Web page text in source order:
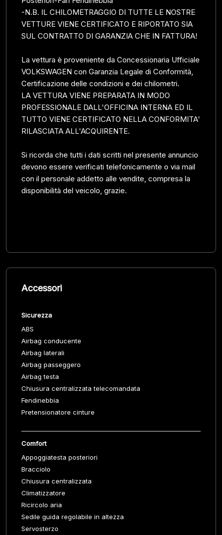
-N.B. IL CHILOMETRAGGIO DI TUTTE LE NOSTRE
VETTURE VIENE CERTIFICATO E RIPORTATO SIA
SUL CONTRATTO DI GARANZIA CHE IN FATTURA!
La vettura è proveniente da Concessionaria Ufficiale
VOLKSWAGEN con Garanzia Legale di Conformità,
Certificazione delle condizioni e dei chilometri.
LA VETTURA VIENE PREPARATA IN MODO
PROFESSIONALE DALL'OFFICINA INTERNA ED IL
TUTTO VIENE CERTIFICATO NELLA CONFORMITA'
RILASCIATA ALL'ACQUIRENTE.
Si ricorda che tutti i dati scritti nel presente annuncio
devono essere verificati telefonicamente o via mail
con il personale addetto alle vendite, compresa la
disponibilità del veicolo, grazie.
Accessori
Sicurezza
ABS
Airbag conducente
Airbag laterali
Airbag passeggero
Airbag testa
Chiusura centralizzata telecomandata
Fendinebbia
Pretensionatore cinture
Comfort
Appoggiatesta posteriori
Bracciolo
Chiusura centralizzata
Climatizzatore
Ricircolo aria
Sedile guida regolabile in altezza
Servosterzo